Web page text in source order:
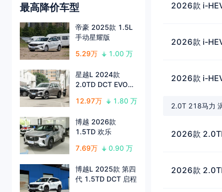
最高降价车型
帝豪 2025款 1.5L
手动星耀版
5.29万
1.00 万
星越L 2024款
2.0TD DCT EVO两
12.97万 1.80 万
博越 2026款
1.5TD 欢乐
7.69万
0.90 万
博越L 2025款 第四
代 1.5TD DCT 启程
2026款 i-
2026款 i-
2026款 i-
2.0T 218马力
2026款
2026款